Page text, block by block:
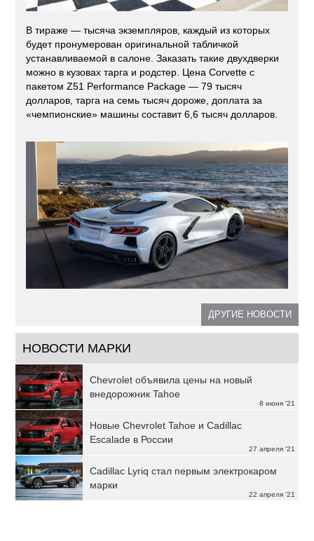
В тираже — тысяча экземпляров, каждый из которых
будет пронумерован оригинальной табличкой
устанавливаемой в салоне. Заказать такие двухдверки
можно в кузовах тарга и родстер. Цена Corvette с
пакетом Z51 Performance Package — 79 тысяч
долларов, тарга на семь тысяч дороже, доплата за
«чемпионские» машины составит 6,6 тысяч долларов.
ДРУГИЕ НОВОСТИ
НОВОСТИ МАРКИ
8 июня '21
Chevrolet объявила цены на новый
внедорожник Tahoe
27 апреля '21
Новые Chevrolet Tahoe и Cadillac
Escalade в России
22 апреля '21
Cadillac Lyriq стал первым электрокаром
марки